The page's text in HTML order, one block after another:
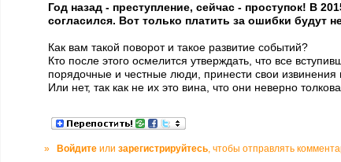
Год назад - преступление, сейчас - проступок! В
согласился. Вот только платить за ошибки будут
Как вам такой поворот и такое развитие событий?
Кто после этого осмелится утверждать, что все
порядочные и честные люди, принести свои извинения
Или нет, так как не их это вина, что они неверно
» Войдите или зарегистрируйтесь, чтобы отправлять